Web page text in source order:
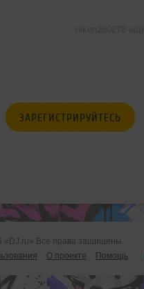
ЗАРЕГИСТРИРУЙТЕСЬ
Все права защищены.
О проекте Помощь